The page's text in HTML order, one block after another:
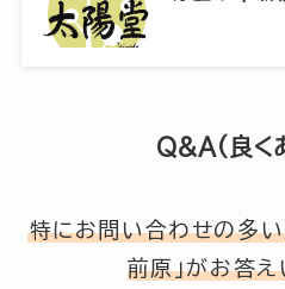
Q&A(良く
特にお問い合わせの多
前原」がお答え